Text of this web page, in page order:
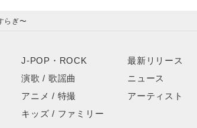
らぎ〜
J-POP・ROCK
演歌 / 歌謡曲
アニメ / 特撮
キッズ / ファミリー
最新リリース
ニュース
アーティスト